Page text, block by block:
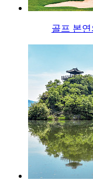
골프 본